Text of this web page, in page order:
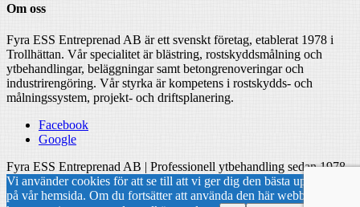
Om oss
Fyra ESS Entreprenad AB är ett svenskt företag, etablerat 1978 i
Trollhättan. Vår specialitet är blästring, rostskyddsmålning och
ytbehandlingar, beläggningar samt betongrenoveringar och
industrirengöring. Vår styrka är kompetens i rostskydds- och
målningssystem, projekt- och driftsplanering.
Facebook
Google
Fyra ESS Entreprenad AB | Professionell ytbehandling sedan 1978
Vi använder cookies för att se till att vi ger dig den bästa upplevelsen
på vår hemsida. Om du fortsätter att använda den här webbplatsen